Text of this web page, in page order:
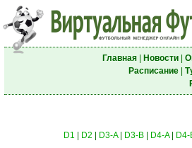
Главная| Новости|
Расписание|
D1 D2 D3-A| D3-B| D4-A| D4-